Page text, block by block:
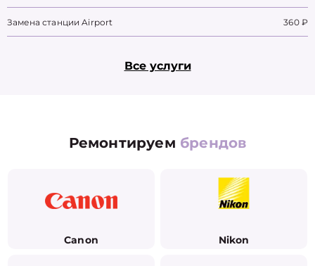
Замена станции Airport 360 ₽
Все услуги
Ремонтируем брендов
Canon Nikon